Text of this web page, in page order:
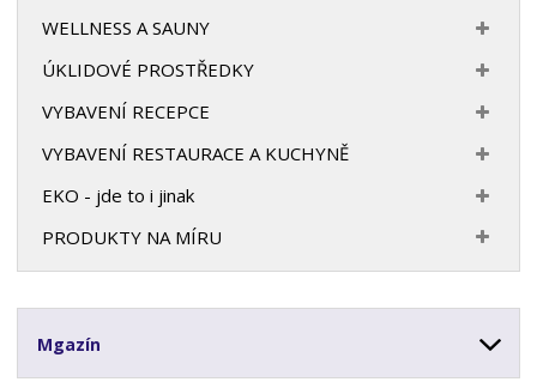
WELLNESS A SAUNY
ÚKLIDOVÉ PROSTŘEDKY
VYBAVENÍ RECEPCE
VYBAVENÍ RESTAURACE A KUCHYNĚ
EKO - jde to i jinak
PRODUKTY NA MÍRU
Mgazín